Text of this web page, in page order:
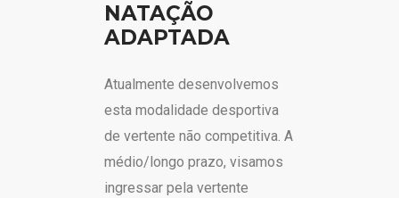
NATAÇÃO
ADAPTADA
Atualmente desenvolvemos
esta modalidade desportiva
de vertente não competitiva. A
médio/longo prazo, visamos
ingressar pela vertente